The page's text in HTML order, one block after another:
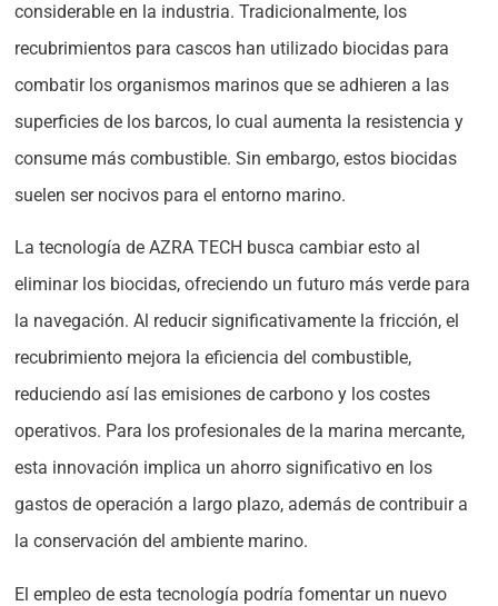
considerable en la industria. Tradicionalmente, los
recubrimientos para cascos han utilizado biocidas para
combatir los organismos marinos que se adhieren a las
superficies de los barcos, lo cual aumenta la resistencia y
consume más combustible. Sin embargo, estos biocidas
suelen ser nocivos para el entorno marino.
La tecnología de AZRA TECH busca cambiar esto al
eliminar los biocidas, ofreciendo un futuro más verde para
la navegación. Al reducir significativamente la fricción, el
recubrimiento mejora la eficiencia del combustible,
reduciendo así las emisiones de carbono y los costes
operativos. Para los profesionales de la marina mercante,
esta innovación implica un ahorro significativo en los
gastos de operación a largo plazo, además de contribuir a
la conservación del ambiente marino.
El empleo de esta tecnología podría fomentar un nuevo